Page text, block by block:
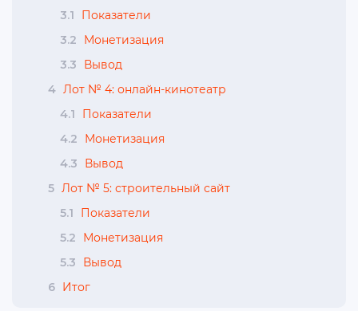
3.1
Показатели
3.2
Монетизация
3.3
Вывод
4 Лот № 4: онлайн-кинотеатр
4.1
Показатели
4.2
Монетизация
4.3
Вывод
5 Лот № 5: строительный сайт
5.1
Показатели
5.2
Монетизация
5.3
Вывод
6 Итог